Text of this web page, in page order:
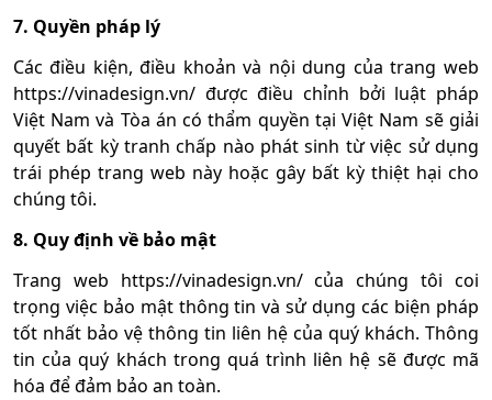
7. Quyền pháp lý
Các điều kiện, điều khoản và nội dung của trang web
https://vinadesign.vn/ được điều chỉnh bởi luật pháp
Việt Nam và Tòa án có thẩm quyền tại Việt Nam sẽ giải
quyết bất kỳ tranh chấp nào phát sinh từ việc sử dụng
trái phép trang web này hoặc gây bất kỳ thiệt hại cho
chúng tôi.
8. Quy định về bảo mật
Trang web https://vinadesign.vn/ của chúng tôi coi
trọng việc bảo mật thông tin và sử dụng các biện pháp
tốt nhất bảo vệ thông tin liên hệ của quý khách. Thông
tin của quý khách trong quá trình liên hệ sẽ được mã
hóa để đảm bảo an toàn.